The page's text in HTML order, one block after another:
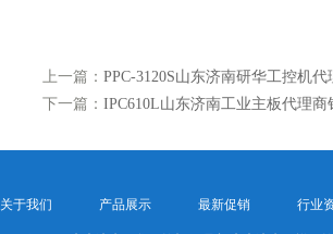
上一篇： PPC-3120S山东济南研华工控机代
下一篇： IPC610L山东济南工业主板代理商
关于我们 产品展示 最新促销 行业